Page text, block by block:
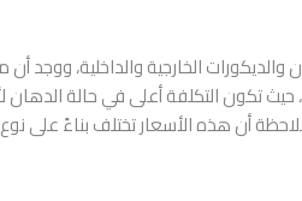
حيث تكون التكلفة أعلى في حالة